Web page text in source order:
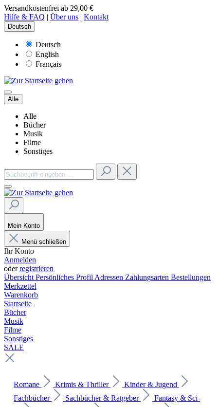
Versandkostenfrei ab 29,00 €
Hilfe & FAQ | Über uns | Kontakt
Deutsch
Deutsch
English
Français
Alle
Alle
Bücher
Musik
Filme
Sonstiges
Mein Konto
Menü schließen
Ihr Konto
Anmelden
oderregistrieren
Übersicht Persönliches Profil Adressen Zahlungsarten Bestellungen
Merkzettel
Warenkorb
Startseite
Bücher
Musik
Filme
Sonstiges
SALE
Romane Krimis & Thriller
Kinder & Jugend
Fachbücher
Sachbücher & Ratgeber
Fantasy & Sci-